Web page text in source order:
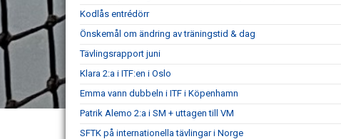
Kodlås entrédörr
Önskemål om ändring av träningstid & dag
Tävlingsrapport juni
Klara 2:a i ITF:en i Oslo
Emma vann dubbeln i ITF i Köpenhamn
Patrik Alemo 2:a i SM + uttagen till VM
SFTK på internationella tävlingar i Norge